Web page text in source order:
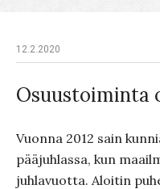
12.2.2020
Osuustoiminta
Vuonna 2012 sain
pääjuhlassa, kun
juhlavuotta. Aloitin